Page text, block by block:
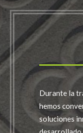
Durante la
hemos
soluciones